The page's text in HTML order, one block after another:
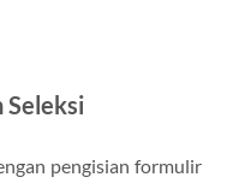
Seleksi
pengisian formulir